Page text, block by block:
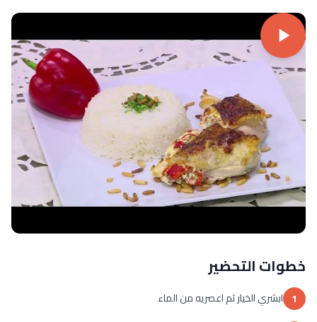
خطوات التحضير
1 ابشري الخيار ثم اعصريه من الماء